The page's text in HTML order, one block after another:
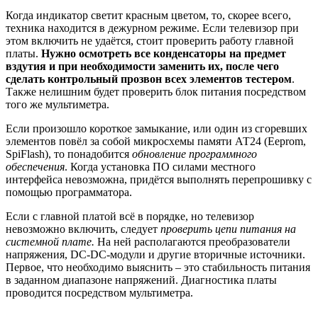
Когда индикатор светит красным цветом, то, скорее всего,
техника находится в дежурном режиме. Если телевизор при
этом включить не удаётся, стоит проверить работу главной
платы. Нужно осмотреть все конденсаторы на предмет
вздутия и при необходимости заменить их, после чего
сделать контрольный прозвон всех элементов тестером.
Также нелишним будет проверить блок питания посредством
того же мультиметра.
Если произошло короткое замыкание, или один из сгоревших
элементов повёл за собой микросхемы памяти АТ24 (Eeprom,
SpiFlash), то понадобится обновление программного
обеспечения. Когда установка ПО силами местного
интерфейса невозможна, придётся выполнять перепрошивку с
помощью программатора.
Если с главной платой всё в порядке, но телевизор
невозможно включить, следует проверить цепи питания на
системной плате. На ней располагаются преобразователи
напряжения, DC-DC-модули и другие вторичные источники.
Первое, что необходимо выяснить – это стабильность питания
в заданном диапазоне напряжений. Диагностика платы
проводится посредством мультиметра.